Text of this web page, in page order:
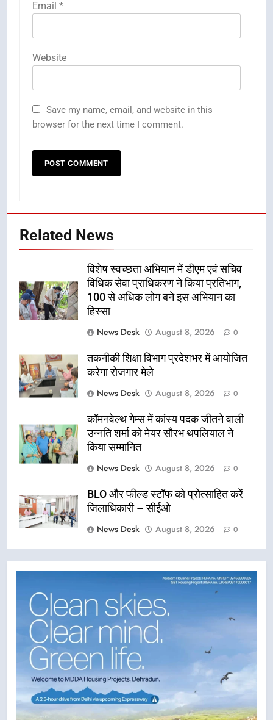
Email *
Website
Save my name, email, and website in this
browser for the next time I comment.
Related News
विशेष स्वच्छता अभियान में डीएम एवं सचिव
विधिक सेवा प्राधिकरण ने किया प्रतिभाग,
100 से अधिक लोग बने इस अभियान का
हिस्सा
News Desk
August 8, 2026 0
तकनीकी शिक्षा विभाग प्रदेशभर में आयोजित
करेगा रोजगार मेले
News Desk
August 8, 2026 0
कॉमनवेल्थ गेम्स में कांस्य पदक जीतने वाली
उन्नति शर्मा को मेयर सौरभ थपलियाल ने
किया सम्मानित
News Desk
August 8, 2026 0
BLO और फील्ड स्टॉफ को प्रोत्साहित करें
जिलाधिकारी – सीईओ
News Desk
August 8, 2026 0